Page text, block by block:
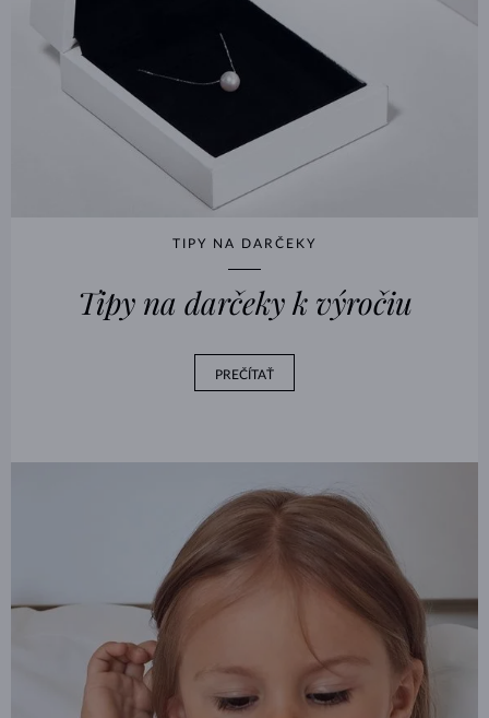
TIPY NA DARČEKY
Tipy na darčeky k výročiu
PREČÍTAŤ